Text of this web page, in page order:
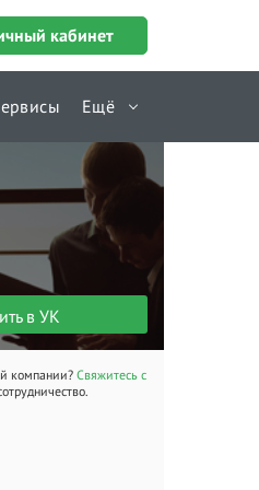
кабинет
Ещё
в УК
компании? Свяжитесь с